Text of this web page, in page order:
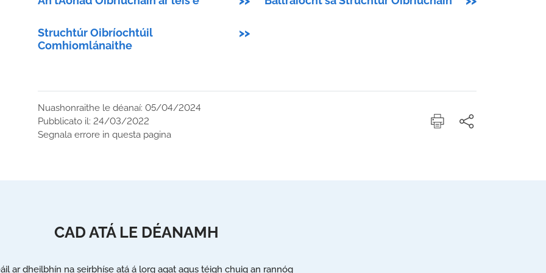
Struchtúr Oibríochtúil
Comhiomlánaithe
>>
Nuashonraithe le déanaí: 05/04/2024
Pubblicato il: 24/03/2022
Segnala errore in questa pagina
CAD ATÁ LE DÉANAMH
ar dheilbhín na seirbhíse atá á lorg agat agus téigh chuig an rannóg